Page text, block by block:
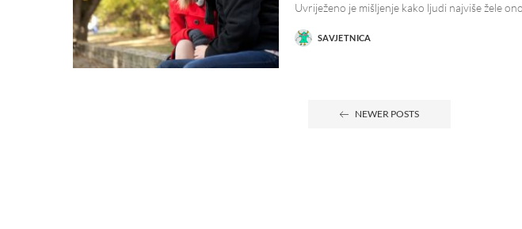
Uvriježeno je mišljenje kako ljudi najviše žele
POSTED
BY
SAVJETNICA
NEWER POSTS